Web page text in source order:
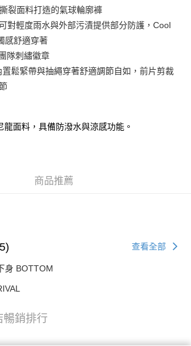
或以上免運費
裂面料打造的氣球輪廓褲
對輕度雨水與外部污漬提供部分防護，Cool
感舒適穿著
隊刺繡徽章
置鬆緊帶與抽繩穿著舒適調節自如，前片剪裁
面料，具備防潑水與涼感功能。
商品推薦
查看全部
身 BOTTOM
暢銷排行